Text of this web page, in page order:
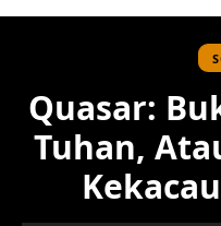
Quasar:
Tuhan,